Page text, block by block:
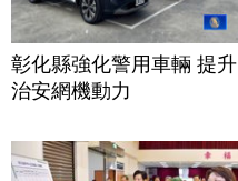
彰化縣強化警用車輛 提升
治安網機動力